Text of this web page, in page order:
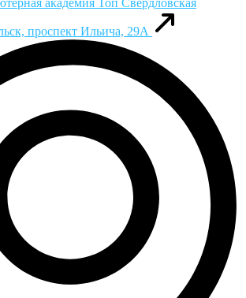
академия Toп Свердловская
проспект Ильича, 29А